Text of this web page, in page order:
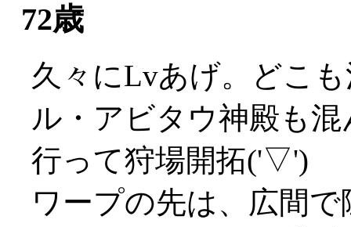
72歳
久々にLvあげ。どこ
ル・アビタウ神殿も
行って狩場開拓('▽')
ワープの先は、広間